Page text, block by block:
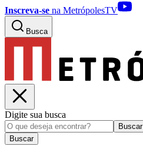
Inscreva-se na MetrópolesTV
Busca
Digite sua busca
Buscar
Buscar